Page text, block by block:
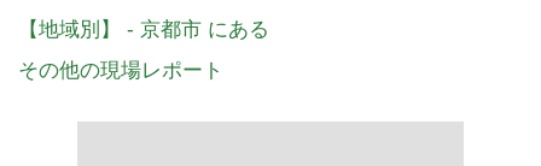
【地域別】 - 京都市 にある
その他の現場レポート